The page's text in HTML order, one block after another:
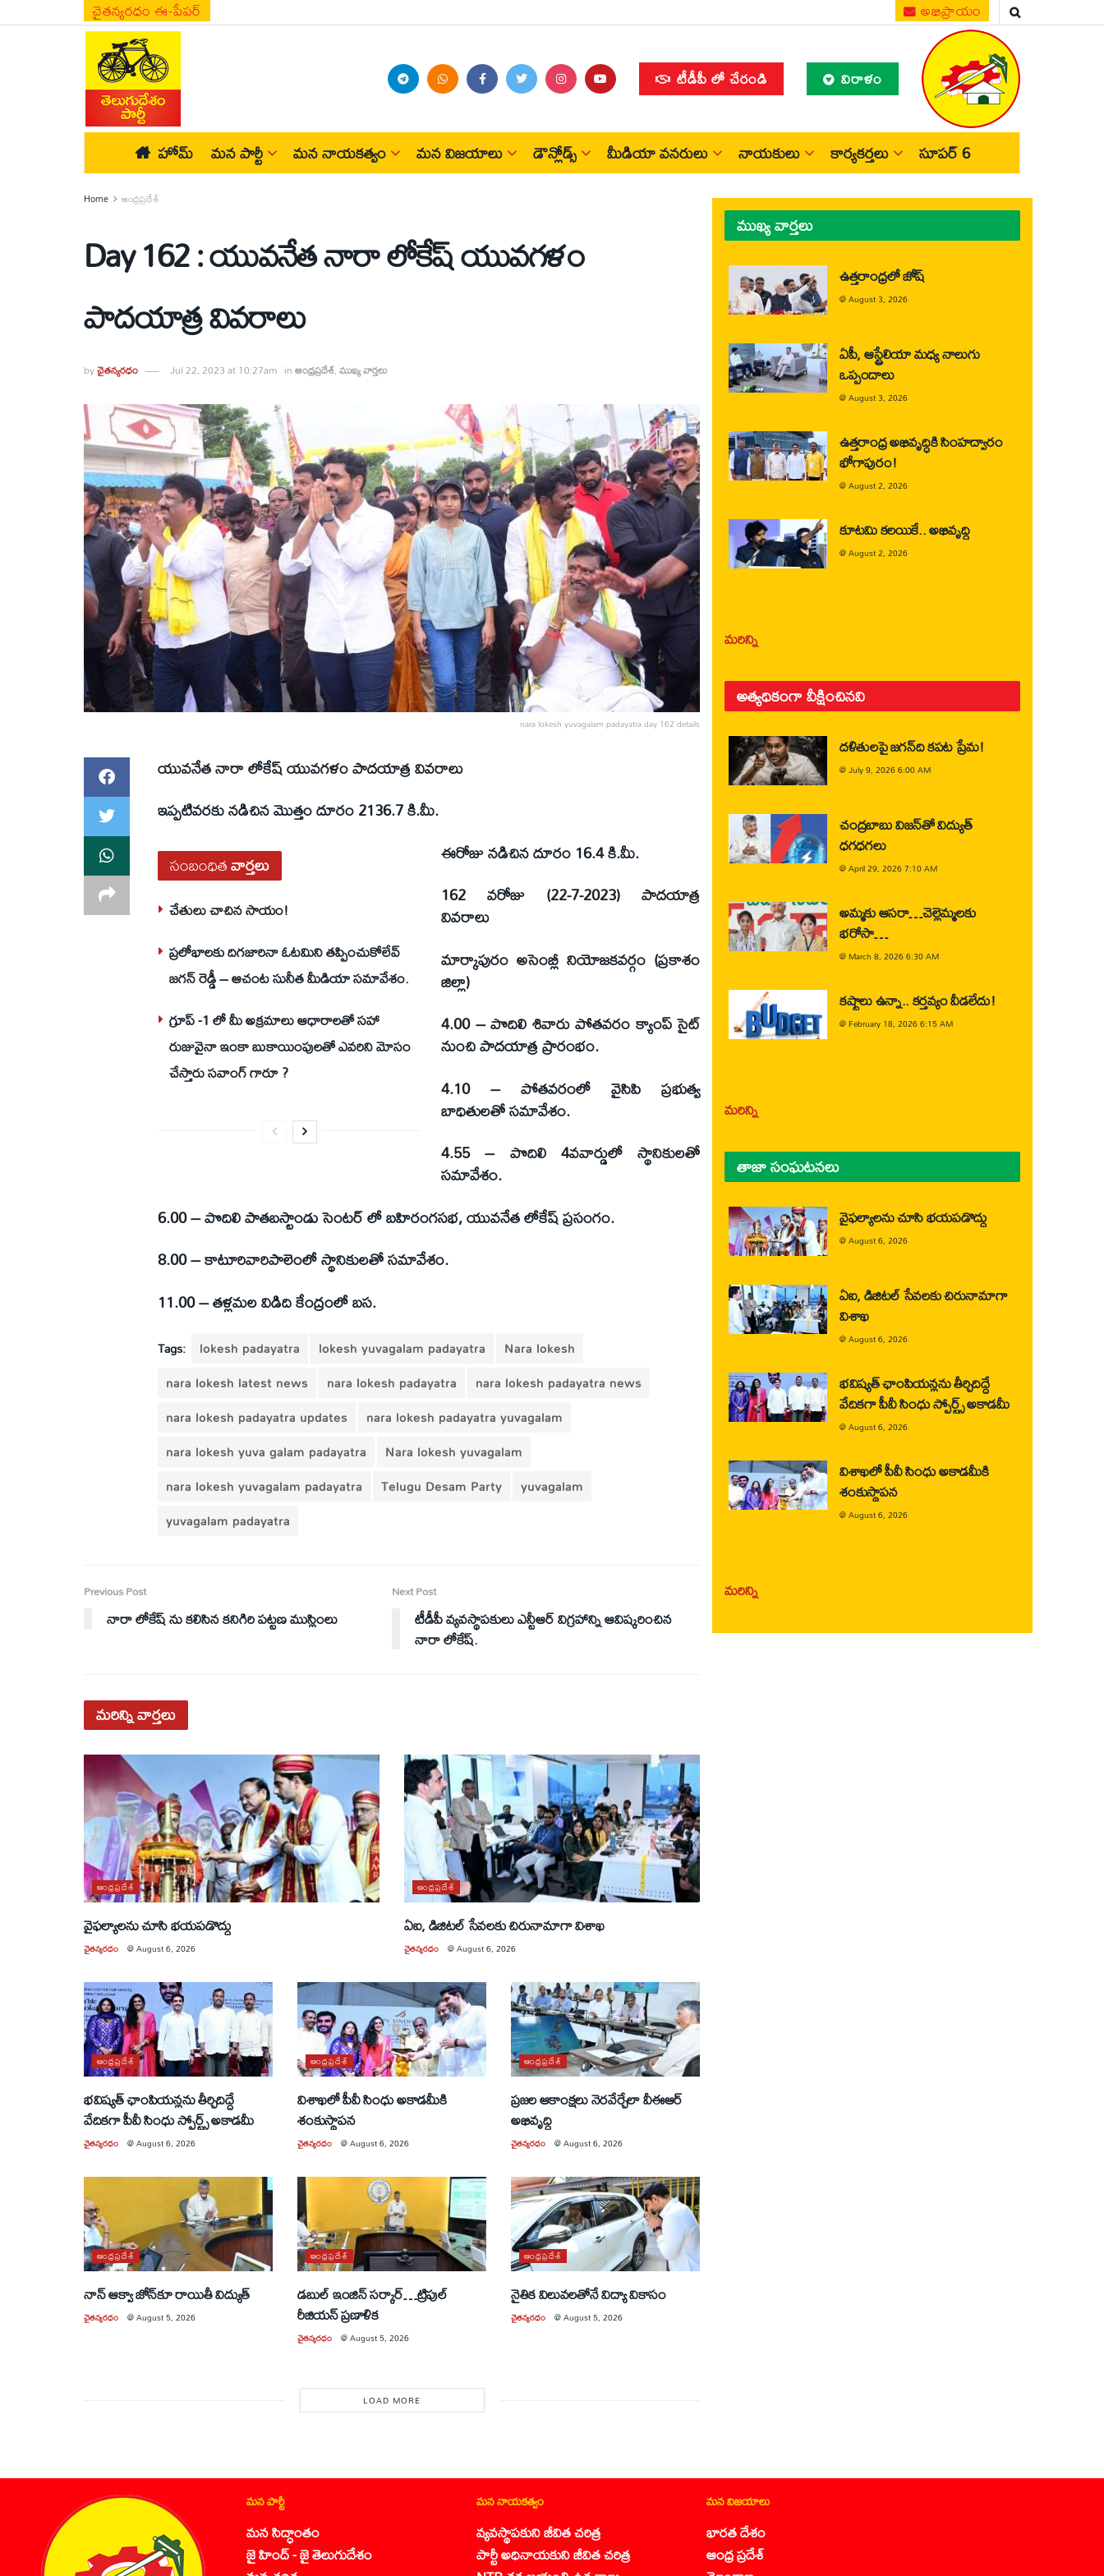
చైతన్యరధం ఈ-పేపర్ అభిప్రాయం
టీడీపీ లో చేరండి విరాళం
హోమ్ మన పార్టీ మన నాయకత్వం మన విజయాలు డౌన్లోడ్స్ మీడియా వనరులు నాయకులు కార్యకర్తలు సూపర్ 6
Home ఆంధ్రప్రదేశ్
Day 162 : యువనేత నారా లోకేష్ యువగళం
పాదయాత్ర వివరాలు
byచైతన్యరధం Jul 22, 2023 at 10:27am inఆంధ్రప్రదేశ్,ముఖ్య వార్తలు
nara lokesh yuvagalam padayatra day 162 details
యువనేత నారా లోకేష్ యువగళం పాదయాత్ర వివరాలు
ఇప్పటివరకు నడిచిన మొత్తం దూరం 2136.7 కి.మీ.
సంబంధితవార్తలు
చేతులు చాచిన సాయం!
ప్రలోభాలకు దిగజారినా ఓటమిని తప్పించుకోలేవ్
జగన్ రెడ్డీ – ఆచంట సునీత మీడియా సమావేశం.
గ్రూప్ -1 లో మీ అక్రమాలు ఆధారాలతో సహా
రుజువైనా ఇంకా బుకాయింపులతో ఎవరిని మోసం
చేస్తారు సవాంగ్ గారూ ?
ఈరోజు నడిచిన దూరం 16.4 కి.మీ.
162 వరోజు (22-7-2023) పాదయాత్ర
వివరాలు
మార్కాపురం అసెంబ్లీ నియోజకవర్గం (ప్రకాశం
జిల్లా)
4.00 – పొదిలి శివారు పోతవరం క్యాంప్ సైట్
నుంచి పాదయాత్ర ప్రారంభం.
4.10 – పోతవరంలో వైసిపి ప్రభుత్వ
బాధితులతో సమావేశం.
4.55 – పొదిలి 4వవార్డులో స్థానికులతో
సమావేశం.
6.00 – పొదిలి పాతబస్టాండు సెంటర్ లో బహిరంగసభ, యువనేత లోకేష్ ప్రసంగం.
8.00 – కాటూరివారిపాలెంలో స్థానికులతో సమావేశం.
11.00 – తళ్లమల విడిది కేంద్రంలో బస.
Tags: lokesh padayatra lokesh yuvagalam padayatra
Nara lokesh
nara lokesh latest news
nara lokesh padayatra
nara lokesh padayatra news
nara lokesh padayatra updates
nara lokesh padayatra yuvagalam
nara lokesh yuva galam padayatra
Nara lokesh yuvagalam
nara lokesh yuvagalam padayatra
Telugu Desam Party
yuvagalam
yuvagalam padayatra
Previous Post
నారా లోకేష్ ను కలిసిన కనిగిరి పట్టణ ముస్లింలు
Next Post
టీడీపీ వ్యవస్థాపకులు ఎన్టీఆర్ విగ్రహాన్ని ఆవిష్కరించిన
నారా లోకేష్.
మరిన్నివార్తలు
ఆంధ్రప్రదేశ్
వైఫల్యాలను చూసి భయపడొద్దు
చైతన్యరధం @August 6, 2026
ఆంధ్రప్రదేశ్
ఏఐ, డిజిటల్ సేవలకు చిరునామాగా విశాఖ
చైతన్యరధం @August 6, 2026
ఆంధ్రప్రదేశ్
భవిష్యత్ ఛాంపియన్లను తీర్చిదిద్దే
వేదికగా పీవీ సింధు స్పోర్ట్స్ అకాడమీ
చైతన్యరధం @August 6, 2026
ఆంధ్రప్రదేశ్
విశాఖలో పీవీ సింధు అకాడమీకి
శంకుస్థాపన
చైతన్యరధం @August 6, 2026
ఆంధ్రప్రదేశ్
ప్రజల ఆకాంక్షలు నెరవేర్చేలా వీఈఆర్
అభివృద్ధి
చైతన్యరధం @August 6, 2026
ఆంధ్రప్రదేశ్
నాన్ ఆక్వా జోన్‌కూ రాయితీ విద్యుత్
చైతన్యరధం @August 5, 2026
ఆంధ్రప్రదేశ్
డబుల్ ఇంజిన్ సర్కార్…ట్రిపుల్
రీజియన్ ప్రణాళిక
చైతన్యరధం @August 5, 2026
ఆంధ్రప్రదేశ్
నైతిక విలువలతోనే విద్యా వికాసం
చైతన్యరధం @August 5, 2026
LOAD MORE
ముఖ్య వార్తలు
ఉత్తరాంధ్రలో జోష్
@August 3, 2026
ఏపీ, ఆస్ట్రేలియా మధ్య నాలుగు
ఒప్పందాలు
@August 3, 2026
ఉత్తరాంధ్ర అభివృద్ధికి సింహద్వారం
భోగాపురం!
@August 2, 2026
కూటమి కలయికే.. అభివృద్ధి
@August 2, 2026
మరిన్ని
అత్యధికంగా వీక్షించినవి
దళితులపై జగన్‌ది కపట ప్రేమ!
@July 9, 2026 6:00 AM
చంద్రబాబు విజన్‌తో విద్యుత్
ధగధగలు
@April 29, 2026 7:10 AM
అమ్మకు ఆసరా…చెల్లెమ్మలకు
భరోసా…
@ March 8, 2026 6:30 AM
కష్టాలు ఉన్నా.. కర్తవ్యం వీడలేదు!
@February 18, 2026 6:15 AM
మరిన్ని
తాజా సంఘటనలు
వైఫల్యాలను చూసి భయపడొద్దు
@August 6, 2026
ఏఐ, డిజిటల్ సేవలకు చిరునామాగా
విశాఖ
@August 6, 2026
భవిష్యత్ ఛాంపియన్లను తీర్చిదిద్దే
వేదికగా పీవీ సింధు స్పోర్ట్స్ అకాడమీ
@August 6, 2026
విశాఖలో పీవీ సింధు అకాడమీకి
శంకుస్థాపన
@August 6, 2026
మరిన్ని
మన పార్టీ
మన సిద్ధాంతం
జై హింద్ - జై తెలుగుదేశం
మన నాయకత్వం
వ్యవస్థాపకుని జీవిత చరిత్ర
పార్టీ అధినాయకుని జీవిత చరిత్ర
మన విజయాలు
భారత దేశం
ఆంధ్ర ప్రదేశ్